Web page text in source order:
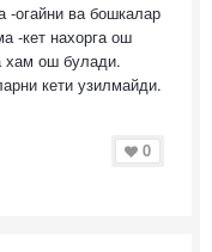
-огайни ва бошкалар
-кет нахорга ош
хам ош булади.
кети узилмайди.
0